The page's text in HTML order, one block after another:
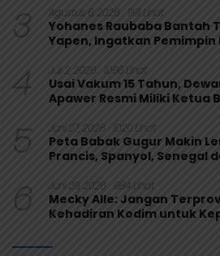
3 Agustus 6, 2026 1191 Lihat
Yohanes Raubaba Bantah
Yapen, Ingatkan Pemimpin
4 Juli 2, 2026 1066 Lihat
Usai Vakum 15 Tahun,
Apawer Resmi Miliki Ketua
5 Juni 27, 2026 1020 Lihat
Peta Babak Gugur Makin
Prancis, Spanyol, Senegal
6 Juni 29, 2026 984 Lihat
Mecky Alle: Jangan
Kehadiran Kodim untuk